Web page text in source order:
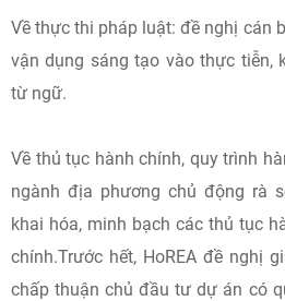
Về thực thi pháp luật: đề nghị cán
vận dụng sáng tạo vào thực tiễn,
từ ngữ.
Về thủ tục hành chính, quy trình
ngành địa phương chủ động rà
khai hóa, minh bạch các thủ tục
chính.Trước hết, HoREA đề nghị
chấp thuận chủ đầu tư dự án có